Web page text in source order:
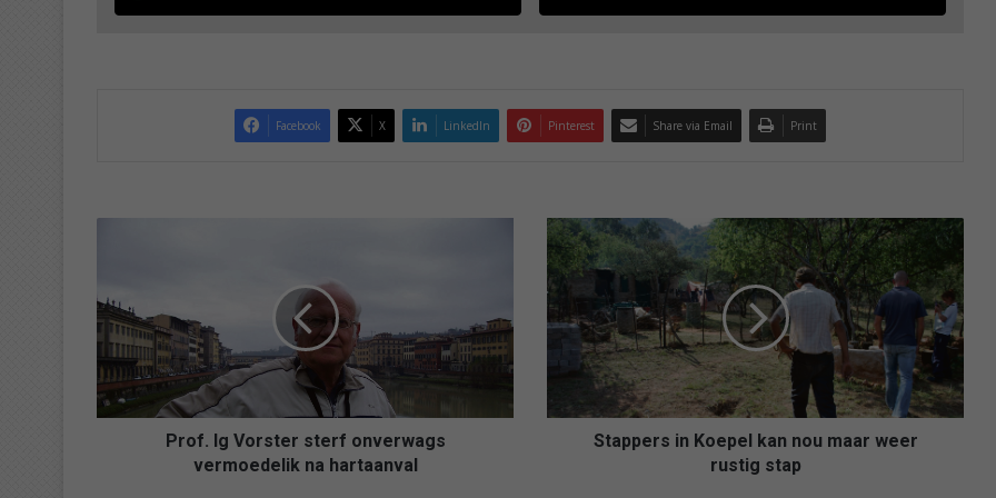
Facebook X LinkedIn Pinterest Share via Email Print
f
.
I
g
V
o
Prof. Ig Vorster sterf onverwags
vermoedelik na hartaanval
S
a
p
p
i
Stappers in Koepel kan nou maar weer
rustig stap